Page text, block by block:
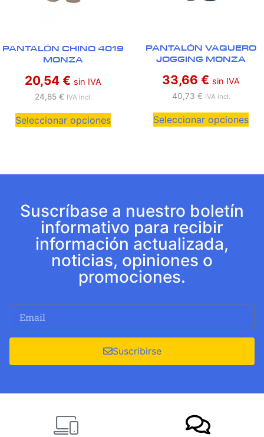
PANTALÓN CHINO 4019
MONZA
20,54 € sin IVA
24,85 € IVA incl.
Seleccionar opciones
PANTALÓN VAQUERO
JOGGING MONZA
33,66 € sin IVA
40,73 € IVA incl.
Seleccionar opciones
Suscríbase a nuestro boletín
informativo para recibir
información actualizada,
noticias, opiniones o
promociones.
Suscribirse